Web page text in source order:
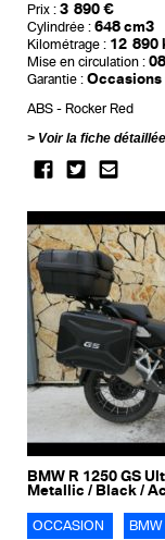
Prix : 3 890 €
Cylindrée : 648 cm3
Kilométrage : 12 890
Mise en circulation :
Garantie : Occasions
ABS
Rocker Red
Voir la fiche détaillée
BMW R 1250 GS
Metallic / Black /
OCCASION BMW